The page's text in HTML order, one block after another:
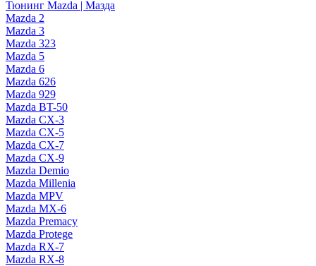
Тюнинг Mazda | Мазда
Mazda 2
Mazda 3
Mazda 323
Mazda 5
Mazda 6
Mazda 626
Mazda 929
Mazda BT-50
Mazda CX-3
Mazda CX-5
Mazda CX-7
Mazda CX-9
Mazda Demio
Mazda Millenia
Mazda MPV
Mazda MX-6
Mazda Premacy
Mazda Protege
Mazda RX-7
Mazda RX-8